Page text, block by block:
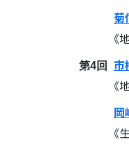
菊
《
第4回
市
《
岡
《